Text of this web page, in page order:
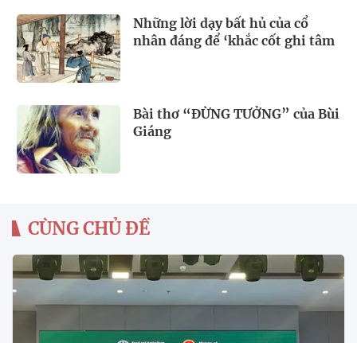
Những lời dạy bất hủ của cổ
nhân đáng để ‘khắc cốt ghi tâm
Bài thơ “ĐỪNG TƯỞNG” của Bùi
Giáng
CÙNG CHỦ ĐỀ